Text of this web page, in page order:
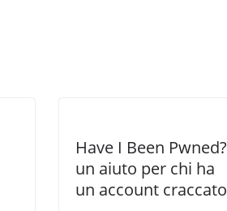
Have I Been Pwned?
un aiuto per chi ha
un account craccato